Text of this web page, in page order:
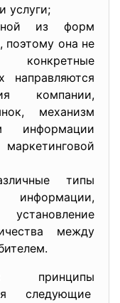
услуги;
из форм
поэтому она не
конкретные
направляются
компании,
механизм
информации
типы
между
принципы
следующие